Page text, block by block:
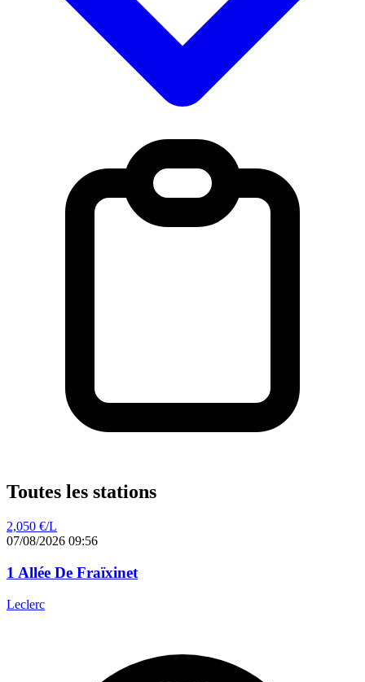
Toutes les stations
2,050 €/L
07/08/2026 09:56
1 Allée De Fraïxinet
Leclerc